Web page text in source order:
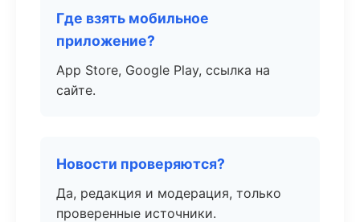
Где взять мобильное
приложение?
App Store, Google Play, ссылка на
сайте.
Новости проверяются?
Да, редакция и модерация, только
проверенные источники.